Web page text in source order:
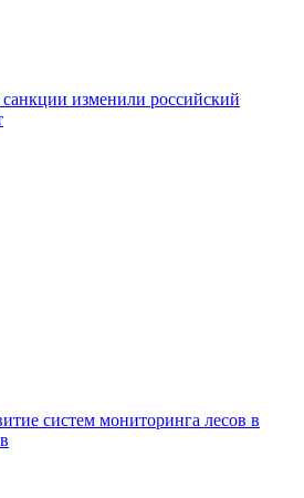
изменили российский
систем мониторинга лесов в